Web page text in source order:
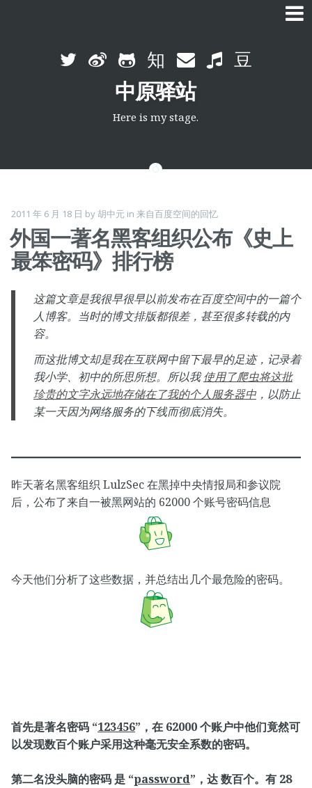
Skip
中原驿站
Here is my stage.
2011 年 6 月 18 日 by胡中元 in 来自百度空间的回忆
外国一著名黑客组织公布《史上
最笨密码》排行榜
这篇文章是我很早很早以前发布在百度空间中的一篇个
人博客。当时的博文排版都很差，甚至很多转载的内
容。
而这批博文却是我在互联网中留下最早的足迹，记录着
我小学、初中的所思所想。所以我使用了爬虫将这批
珍贵的文字永远地存储在了我的个人服务器中，以防止
某一天因为网络服务的下线而彻底消失。
昨天著名黑客组织 LulzSec 在黑掉中央情报局和参议院
后，公布了来自一被黑网站的 62000 个账号密码信息
今天他们分析了这些数据，并总结出几个最危险的密码。
首先是著名密码 “123456”，在 62000 个账户中他们竟然可
以发现数百个账户采用这种毫无安全系数的密码。
第二名没头脑的密码是 “password”，达数百个。有 28